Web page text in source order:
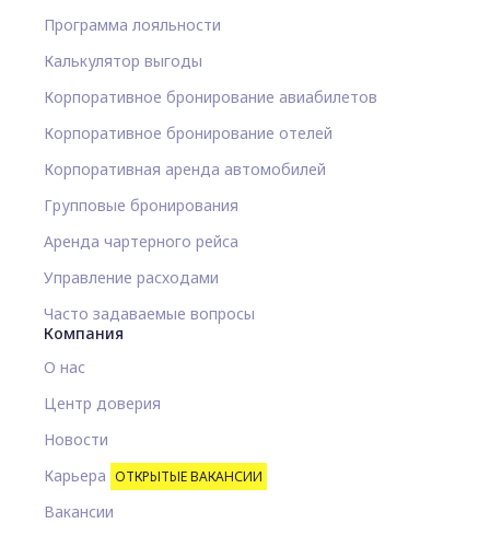
Программа лояльности
Калькулятор выгоды
Корпоративное бронирование авиабилетов
Корпоративное бронирование отелей
Корпоративная аренда автомобилей
Групповые бронирования
Аренда чартерного рейса
Управление расходами
Часто задаваемые вопросы
Компания
О нас
Центр доверия
Новости
Карьера ОТКРЫТЫЕ ВАКАНСИИ
Вакансии